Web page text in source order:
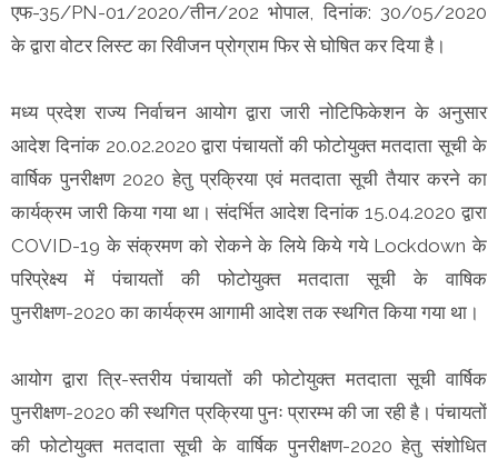
एफ-35/PN-01/2020/तीन/202 भोपाल, दिनांक: 30/05/2020
के द्वारा वोटर लिस्ट का रिवीजन प्रोग्राम फिर से घोषित कर दिया है।
मध्य प्रदेश राज्य निर्वाचन आयोग द्वारा जारी नोटिफिकेशन के अनुसार
आदेश दिनांक 20.02.2020 द्वारा पंचायतों की फोटोयुक्त मतदाता सूची के
वार्षिक पुनरीक्षण 2020 हेतु प्रक्रिया एवं मतदाता सूची तैयार करने का
कार्यक्रम जारी किया गया था। संदर्भित आदेश दिनांक 15.04.2020 द्वारा
COVID-19 के संक्रमण को रोकने के लिये किये गये Lockdown के
परिप्रेक्ष्य में पंचायतों की फोटोयुक्त मतदाता सूची के वाषिक
पुनरीक्षण-2020 का कार्यक्रम आगामी आदेश तक स्थगित किया गया था।
आयोग द्वारा त्रि-स्तरीय पंचायतों की फोटोयुक्त मतदाता सूची वार्षिक
पुनरीक्षण-2020 की स्थगित प्रक्रिया पुनः प्रारम्भ की जा रही है। पंचायतों
की फोटोयुक्त मतदाता सूची के वार्षिक पुनरीक्षण-2020 हेतु संशोधित